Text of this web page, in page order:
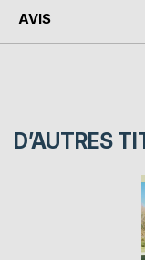
AVIS
D’AUTRES